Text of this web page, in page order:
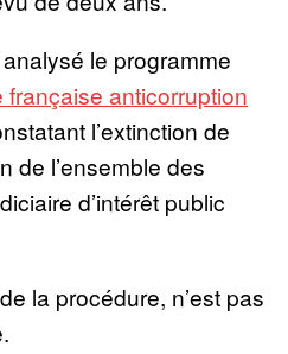
le programme
française anticorruption
l’extinction de
de l’ensemble des
d’intérêt public
la procédure, n’est pas